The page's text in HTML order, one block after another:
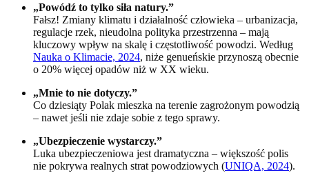
„Powódź to tylko siła natury.”
Fałsz! Zmiany klimatu i działalność człowieka – urbanizacja,
regulacje rzek, nieudolna polityka przestrzenna – mają
kluczowy wpływ na skalę i częstotliwość powodzi. Według
Nauka o Klimacie, 2024, niże genueńskie przynoszą obecnie
o 20% więcej opadów niż w XX wieku.
„Mnie to nie dotyczy.”
Co dziesiąty Polak mieszka na terenie zagrożonym powodzią
– nawet jeśli nie zdaje sobie z tego sprawy.
„Ubezpieczenie wystarczy.”
Luka ubezpieczeniowa jest dramatyczna – większość polis
nie pokrywa realnych strat powodziowych (UNIQA, 2024).